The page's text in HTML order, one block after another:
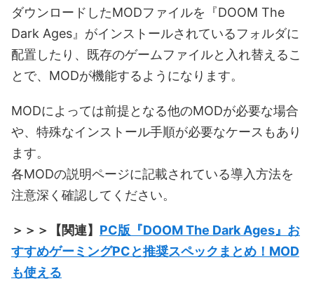
ダウンロードしたMODファイルを『DOOM The
Dark Ages』がインストールされているフォルダに
配置したり、既存のゲームファイルと入れ替えるこ
とで、MODが機能するようになります。
MODによっては前提となる他のMODが必要な場合
や、特殊なインストール手順が必要なケースもあり
ます。
各MODの説明ページに記載されている導入方法を
注意深く確認してください。
＞＞＞【関連】 PC版『DOOM The Dark Ages』お
すすめゲーミングPCと推奨スペックまとめ！MOD
も使える